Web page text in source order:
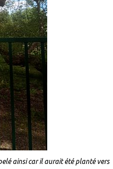
ainsi car il aurait été planté vers